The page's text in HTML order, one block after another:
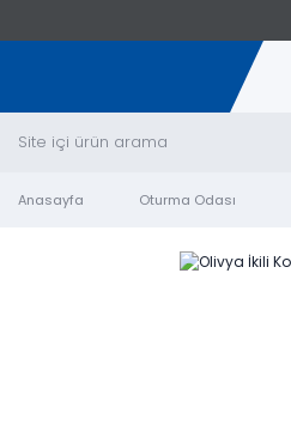
Anasayfa Oturma Odası